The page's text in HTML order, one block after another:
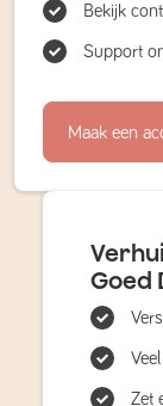
Bekijk
Support
Maak een
Goed
Zet